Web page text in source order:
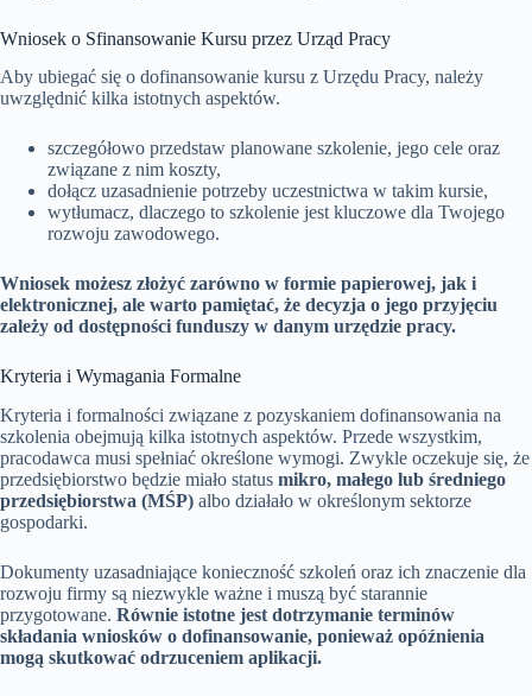
Wniosek o Sfinansowanie Kursu przez Urząd Pracy
Aby ubiegać się o dofinansowanie kursu z Urzędu Pracy, należy
uwzględnić kilka istotnych aspektów.
szczegółowo przedstaw planowane szkolenie, jego cele oraz
związane z nim koszty,
dołącz uzasadnienie potrzeby uczestnictwa w takim kursie,
wytłumacz, dlaczego to szkolenie jest kluczowe dla Twojego
rozwoju zawodowego.
Wniosek możesz złożyć zarówno w formie papierowej, jak i
elektronicznej, ale warto pamiętać, że decyzja o jego przyjęciu
zależy od dostępności funduszy w danym urzędzie pracy.
Kryteria i Wymagania Formalne
Kryteria i formalności związane z pozyskaniem dofinansowania na
szkolenia obejmują kilka istotnych aspektów. Przede wszystkim,
pracodawca musi spełniać określone wymogi. Zwykle oczekuje się, że
przedsiębiorstwo będzie miało status mikro, małego lub średniego
przedsiębiorstwa (MŚP) albo działało w określonym sektorze
gospodarki.
Dokumenty uzasadniające konieczność szkoleń oraz ich znaczenie dla
rozwoju firmy są niezwykle ważne i muszą być starannie
przygotowane. Równie istotne jest dotrzymanie terminów
składania wniosków o dofinansowanie, ponieważ opóźnienia
mogą skutkować odrzuceniem aplikacji.